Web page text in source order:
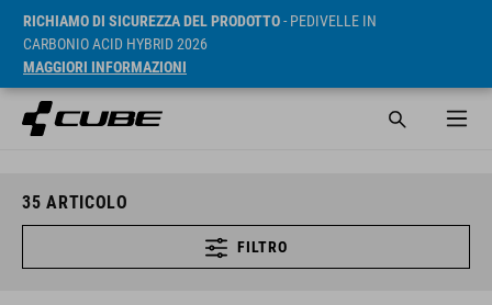
RICHIAMO DI SICUREZZA DEL PRODOTTO- PEDIVELLE IN
CARBONIO ACID HYBRID 2026
MAGGIORI INFORMAZIONI
35 ARTICOLO
FILTRO